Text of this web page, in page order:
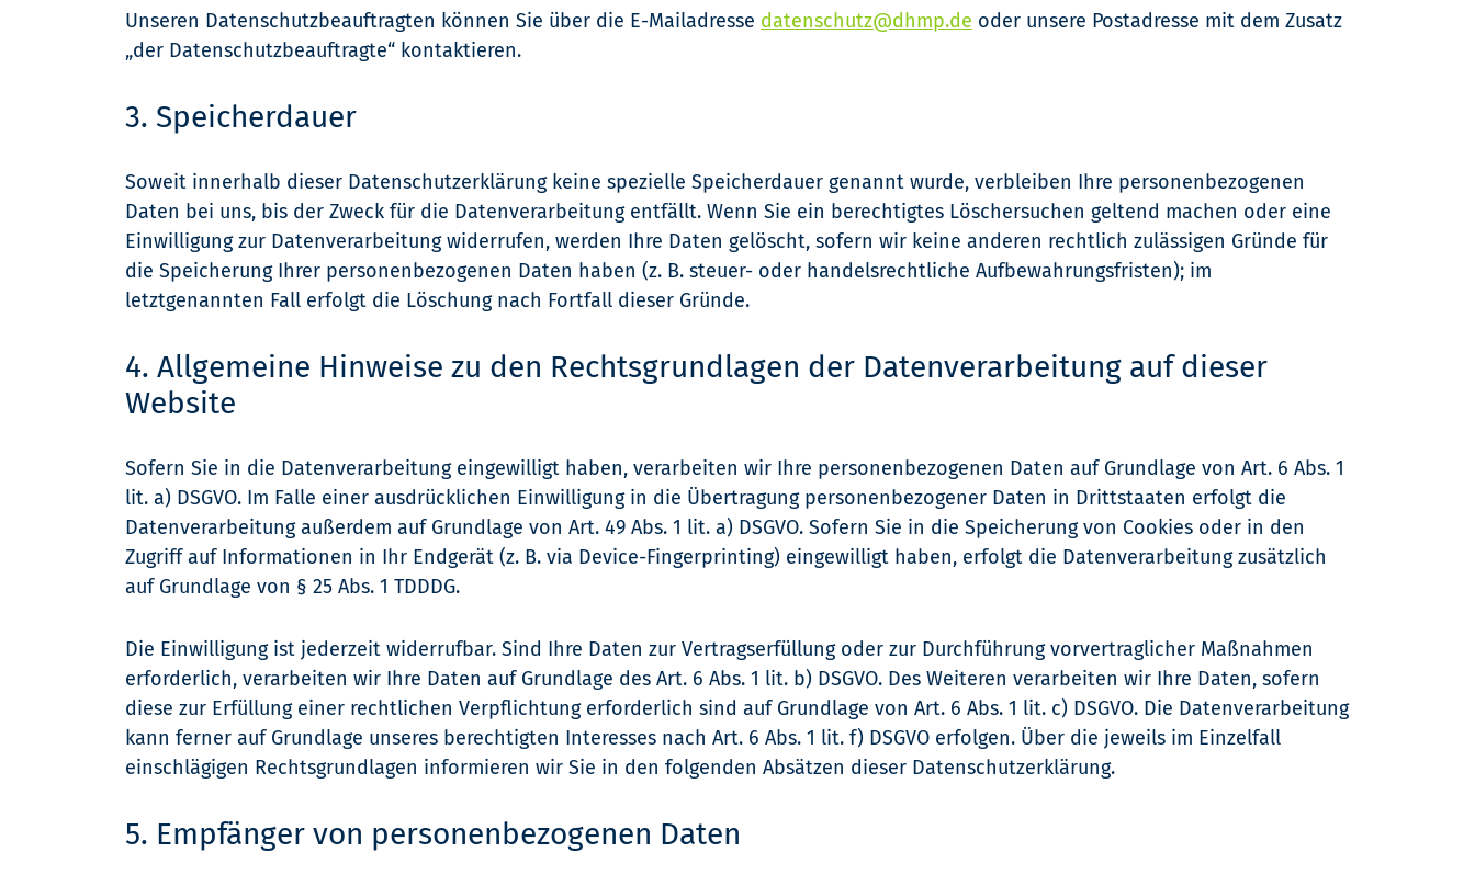
Unseren Datenschutzbeauftragten können Sie über die E-Mailadresse datenschutz@dhmp.de oder unsere Postadresse mit dem Zusatz
„der Datenschutzbeauftragte“ kontaktieren.
3. Speicherdauer
Soweit innerhalb dieser Datenschutzerklärung keine spezielle Speicherdauer genannt wurde, verbleiben Ihre personenbezogenen
Daten bei uns, bis der Zweck für die Datenverarbeitung entfällt. Wenn Sie ein berechtigtes Löschersuchen geltend machen oder eine
Einwilligung zur Datenverarbeitung widerrufen, werden Ihre Daten gelöscht, sofern wir keine anderen rechtlich zulässigen Gründe für
die Speicherung Ihrer personenbezogenen Daten haben (z. B. steuer- oder handelsrechtliche Aufbewahrungsfristen); im
letztgenannten Fall erfolgt die Löschung nach Fortfall dieser Gründe.
4. Allgemeine Hinweise zu den Rechtsgrundlagen der Datenverarbeitung auf dieser
Website
Sofern Sie in die Datenverarbeitung eingewilligt haben, verarbeiten wir Ihre personenbezogenen Daten auf Grundlage von Art. 6 Abs. 1
lit. a) DSGVO. Im Falle einer ausdrücklichen Einwilligung in die Übertragung personenbezogener Daten in Drittstaaten erfolgt die
Datenverarbeitung außerdem auf Grundlage von Art. 49 Abs. 1 lit. a) DSGVO. Sofern Sie in die Speicherung von Cookies oder in den
Zugriff auf Informationen in Ihr Endgerät (z. B. via Device-Fingerprinting) eingewilligt haben, erfolgt die Datenverarbeitung zusätzlich
auf Grundlage von § 25 Abs. 1 TDDDG.
Die Einwilligung ist jederzeit widerrufbar. Sind Ihre Daten zur Vertragserfüllung oder zur Durchführung vorvertraglicher Maßnahmen
erforderlich, verarbeiten wir Ihre Daten auf Grundlage des Art. 6 Abs. 1 lit. b) DSGVO. Des Weiteren verarbeiten wir Ihre Daten, sofern
diese zur Erfüllung einer rechtlichen Verpflichtung erforderlich sind auf Grundlage von Art. 6 Abs. 1 lit. c) DSGVO. Die Datenverarbeitung
kann ferner auf Grundlage unseres berechtigten Interesses nach Art. 6 Abs. 1 lit. f) DSGVO erfolgen. Über die jeweils im Einzelfall
einschlägigen Rechtsgrundlagen informieren wir Sie in den folgenden Absätzen dieser Datenschutzerklärung.
5. Empfänger von personenbezogenen Daten